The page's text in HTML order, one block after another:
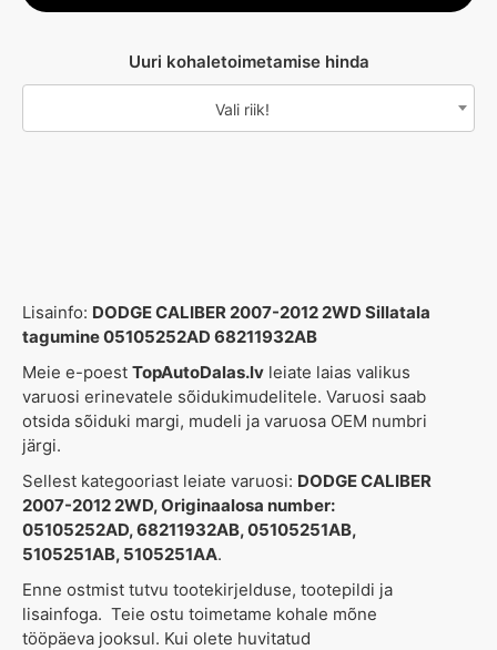
Uuri kohaletoimetamise hinda
Vali riik!
Lisainfo: DODGE CALIBER 2007-2012 2WD Sillatala
tagumine 05105252AD 68211932AB
Meie e-poest TopAutoDalas.lv leiate laias valikus
varuosi erinevatele sõidukimudelitele. Varuosi saab
otsida sõiduki margi, mudeli ja varuosa OEM numbri
järgi.
Sellest kategooriast leiate varuosi: DODGE CALIBER
2007-2012 2WD, Originaalosa number:
05105252AD, 68211932AB, 05105251AB,
5105251AB, 5105251AA.
Enne ostmist tutvu tootekirjelduse, tootepildi ja
lisainfoga. Teie ostu toimetame kohale mõne
tööpäeva jooksul. Kui olete huvitatud